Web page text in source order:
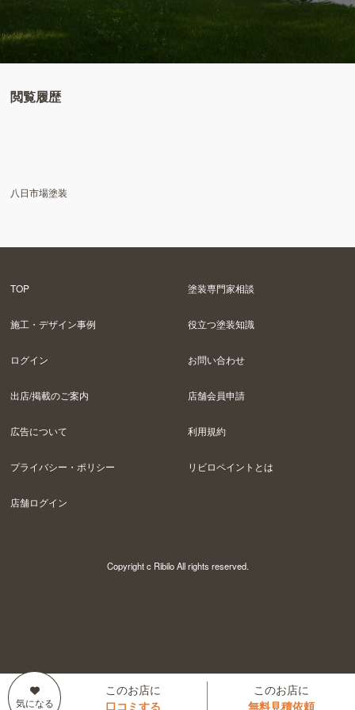
このお店に
口コミする
このお店に
無料見積依頼
閲覧履歴
八日市場塗装
TOP 塗装専門家相談
施工・デザイン事例 役立つ塗装知識
ログイン お問い合わせ
出店/掲載のご案内 店舗会員申請
広告について 利用規約
プライバシー・ポリシー リビロペイントとは
店舗ログイン
Copyright c Ribilo All rights reserved.